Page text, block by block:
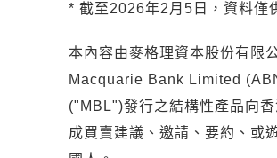
* 截至2026年2月5日，資料僅
本內容由麥格理資本股份有限
Macquarie Bank Limited
("MBL")發行之結構性產品向
成買賣建議、邀請、要約、或